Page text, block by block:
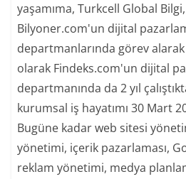
yaşamıma, Turkcell Global
Bilyoner.com'un dijital
departmanlarında görev
olarak Findeks.com'un dijital
departmanında da 2 yıl
kurumsal iş hayatımı 30 Mart
Bugüne kadar web sitesi
yönetimi, içerik pazarlaması,
reklam yönetimi, medya